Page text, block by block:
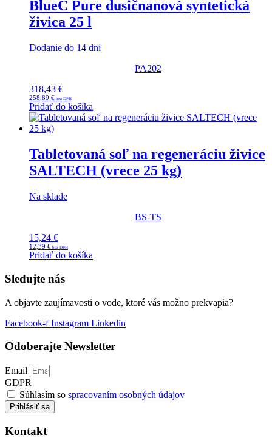
BlueC Pure dusičnanová syntetická
živica 25 l
Dodanie do 14 dní
PA202
318,43 €
258,89 €
Pridať do košíka
Tabletovaná soľ na regeneráciu živice
SALTECH (vrece 25 kg)
Na sklade
BS-TS
15,24 €
12,39 €
Pridať do košíka
Sledujte nás
A objavte zaujímavosti o vode, ktoré vás možno prekvapia?
Facebook-f Instagram Linkedin
Odoberajte Newsletter
Email
GDPR
Súhlasím so spracovaním osobných údajov
Prihlásiť sa
Kontakt